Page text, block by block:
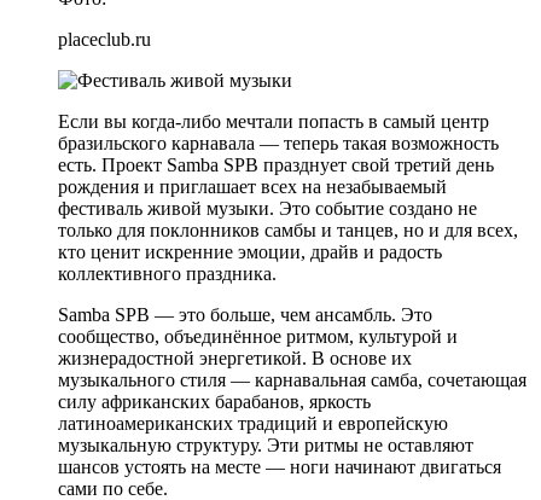
placeclub.ru
Если вы когда-либо мечтали попасть в самый центр
бразильского карнавала — теперь такая возможность
есть. Проект Samba SPB празднует свой третий день
рождения и приглашает всех на незабываемый
фестиваль живой музыки. Это событие создано не
только для поклонников самбы и танцев, но и для всех,
кто ценит искренние эмоции, драйв и радость
коллективного праздника.
Samba SPB — это больше, чем ансамбль. Это
сообщество, объединённое ритмом, культурой и
жизнерадостной энергетикой. В основе их
музыкального стиля — карнавальная самба, сочетающая
силу африканских барабанов, яркость
латиноамериканских традиций и европейскую
музыкальную структуру. Эти ритмы не оставляют
шансов устоять на месте — ноги начинают двигаться
сами по себе.